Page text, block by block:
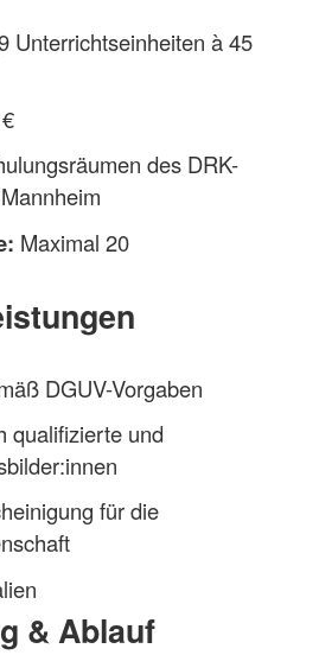
Unterrichtseinheiten à 45
des DRK-
Maximal 20
DGUV-Vorgaben
qualifizierte und
für die
& Ablauf